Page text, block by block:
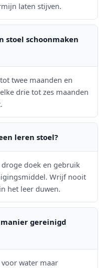
laten stijven.
stoel schoonmaken
twee maanden en
drie tot zes maanden
leren stoel?
doek en gebruik
Wrijf nooit
het leer duwen.
gereinigd
water maar